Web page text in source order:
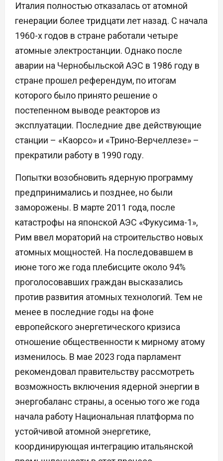
Италия полностью отказалась от атомной
генерации более тридцати лет назад. С начала
1960-х годов в стране работали четыре
атомные электростанции. Однако после
аварии на Чернобыльской АЭС в 1986 году в
стране прошел референдум, по итогам
которого было принято решение о
постепенном выводе реакторов из
эксплуатации. Последние две действующие
станции – «Каорсо» и «Трино-Верчеллезе» –
прекратили работу в 1990 году.
Попытки возобновить ядерную программу
предпринимались и позднее, но были
заморожены. В марте 2011 года, после
катастрофы на японской АЭС «Фукусима-1»,
Рим ввел мораторий на строительство новых
атомных мощностей. На последовавшем в
июне того же года плебисците около 94%
проголосовавших граждан высказались
против развития атомных технологий. Тем не
менее в последние годы на фоне
европейского энергетического кризиса
отношение общественности к мирному атому
изменилось. В мае 2023 года парламент
рекомендовал правительству рассмотреть
возможность включения ядерной энергии в
энергобаланс страны, а осенью того же года
начала работу Национальная платформа по
устойчивой атомной энергетике,
координирующая интеграцию итальянской